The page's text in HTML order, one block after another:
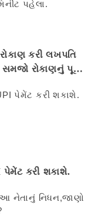
કરી લખપતિ
રોકાણનું પૂરું
પેમેંટ કરી શકાશે.